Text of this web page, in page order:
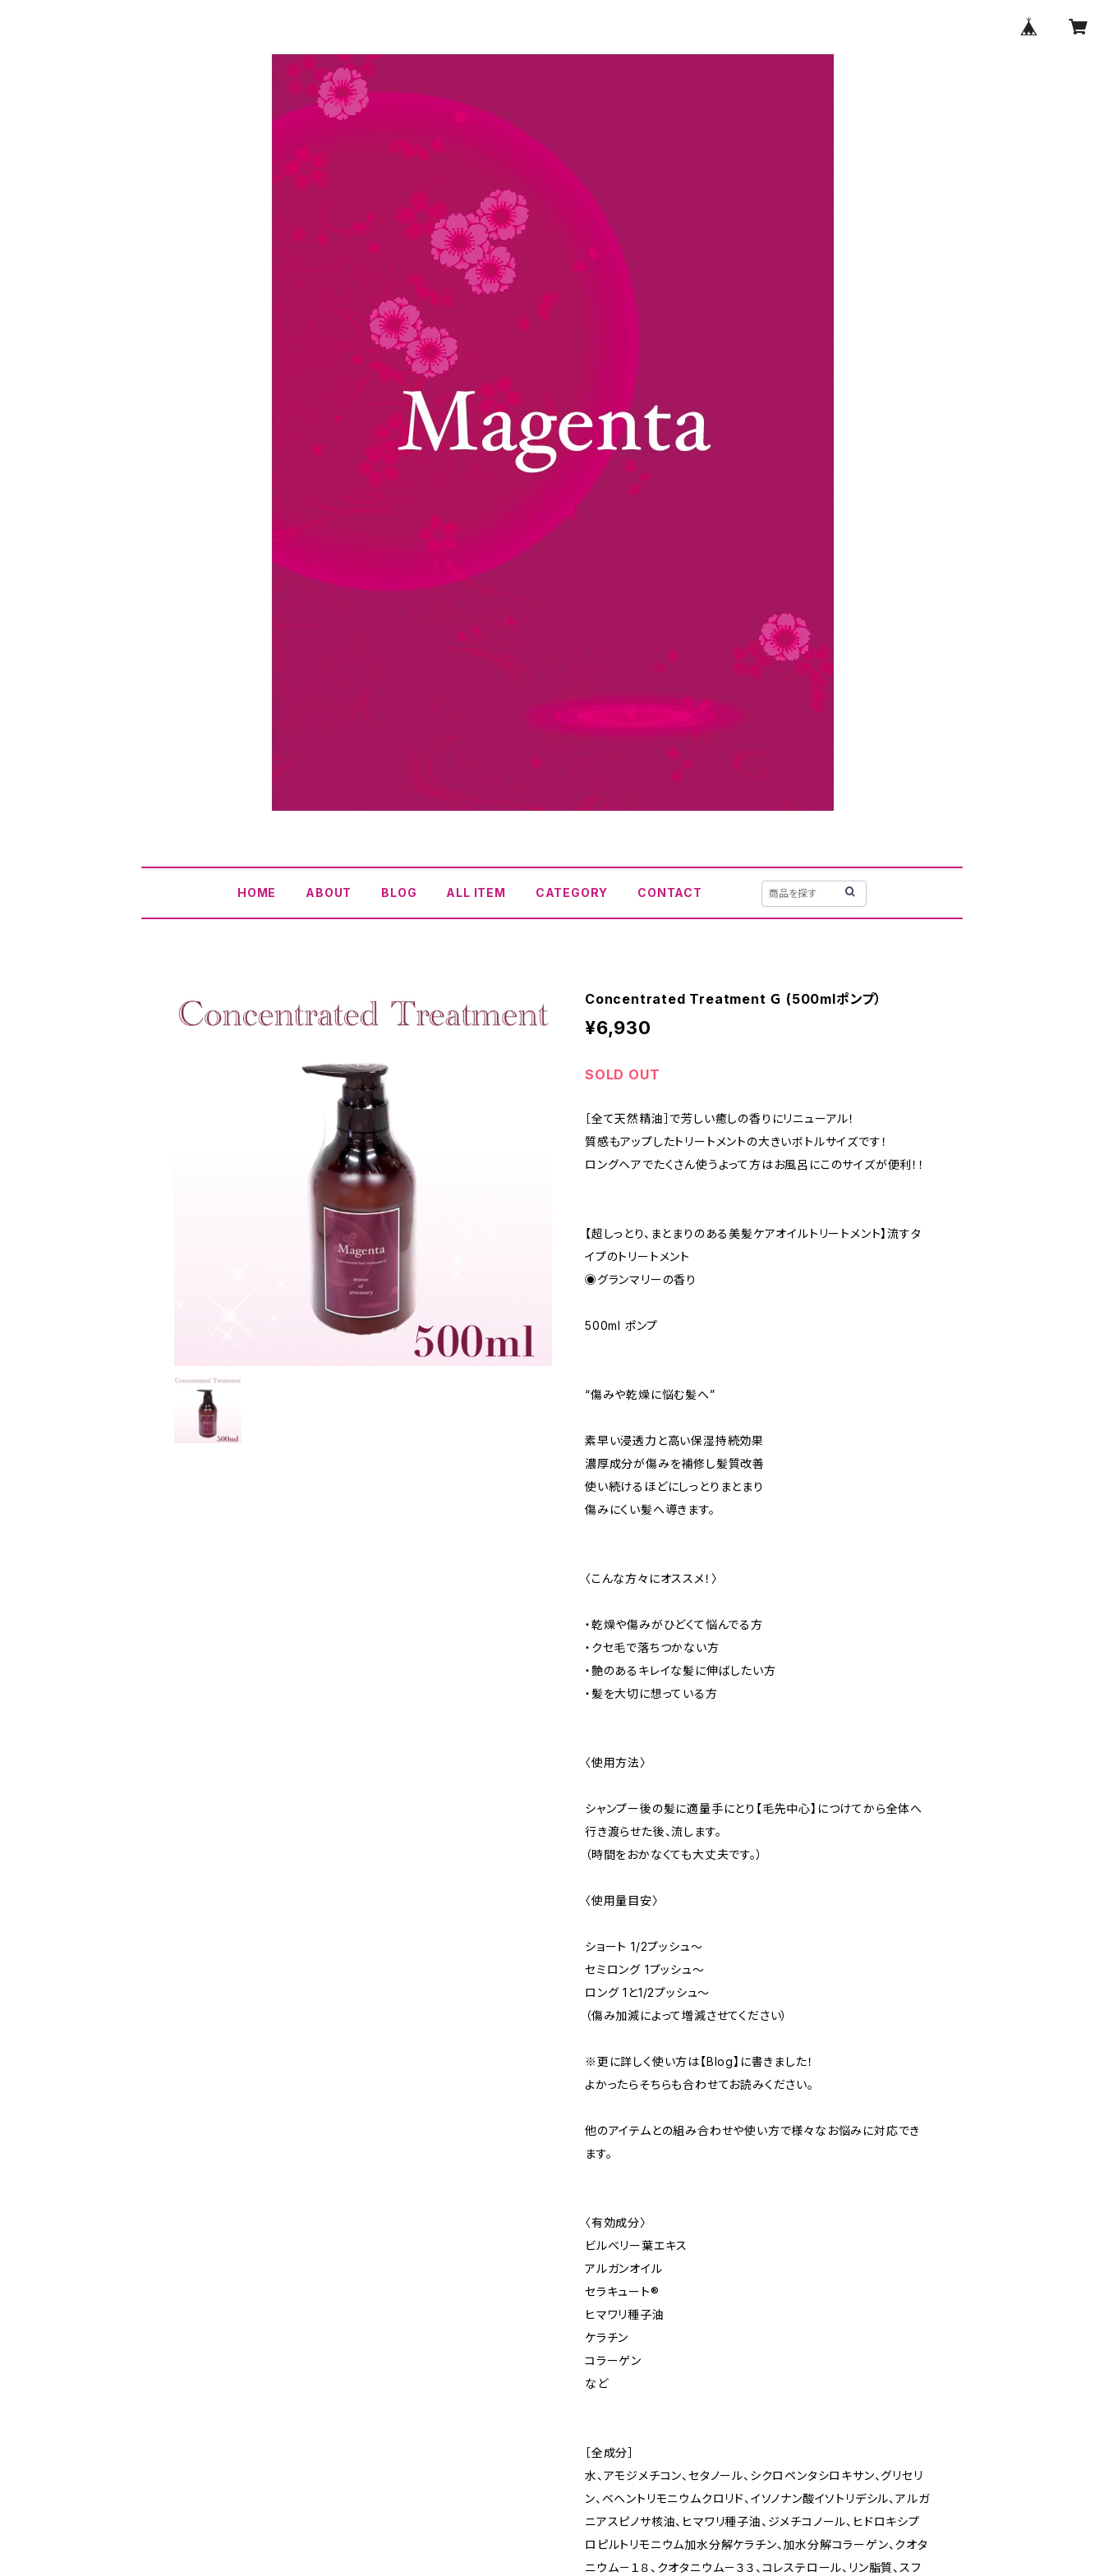
HOME ABOUT BLOG ALL ITEM CATEGORY CONTACT
Concentrated Treatment Ｇ (500mlポンプ）
¥6,930
SOLD OUT
［全て天然精油］で芳しい癒しの香りにリニューアル！
質感もアップしたトリートメントの大きいボトルサイズです！
ロングヘアでたくさん使うよって方はお風呂にこのサイズが便利！！
【超しっとり、まとまりのある美髪ケアオイルトリートメント】流すタ
イプのトリートメント
◉グランマリーの香り
500ml ポンプ
“傷みや乾燥に悩む髪へ”
素早い浸透力と高い保湿持続効果
濃厚成分が傷みを補修し髪質改善
使い続けるほどにしっとりまとまり
傷みにくい髪へ導きます。
〈こんな方々にオススメ！〉
・乾燥や傷みがひどくて悩んでる方
・クセ毛で落ちつかない方
・艶のあるキレイな髪に伸ばしたい方
・髪を大切に想っている方
〈使用方法〉
シャンプー後の髪に適量手にとり【毛先中心】につけてから全体へ
行き渡らせた後、流します。
（時間をおかなくても大丈夫です。）
〈使用量目安〉
ショート 1/2プッシュ〜
セミロング 1プッシュ〜
ロング 1と1/2プッシュ〜
（傷み加減によって増減させてください）
※更に詳しく使い方は【Blog】に書きました！
よかったらそちらも合わせてお読みください。
他のアイテムとの組み合わせや使い方で様々なお悩みに対応でき
ます。
〈有効成分〉
ビルベリー葉エキス
アルガンオイル
セラキュート®︎
ヒマワリ種子油
ケラチン
コラーゲン
など
［全成分］
水、アモジメチコン、セタノール、シクロペンタシロキサン、グリセリ
ン、ベヘントリモニウムクロリド、イソノナン酸イソトリデシル、アルガ
ニアスピノサ核油、ヒマワリ種子油、ジメチコノール、ヒドロキシプ
ロピルトリモニウム加水分解ケラチン、加水分解コラーゲン、クオタ
ニウム－１８、クオタニウム－３３、コレステロール、リン脂質、スフ